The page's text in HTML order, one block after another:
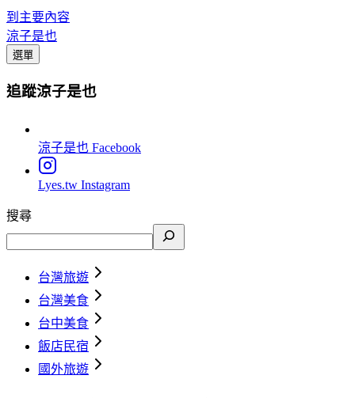
到主要內容
涼子是也
選單
追蹤涼子是也
涼子是也 Facebook
Lyes.tw Instagram
搜尋
台灣旅遊
台灣美食
台中美食
飯店民宿
國外旅遊